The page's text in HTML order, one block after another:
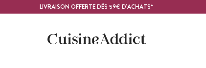
LIVRAISON OFFERTE DÈS 59€ D'ACHATS*